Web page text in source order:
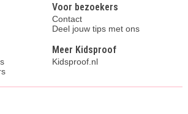
Voor bezoekers
Contact
Deel jouw tips met ons
Meer Kidsproof
Kidsproof.nl